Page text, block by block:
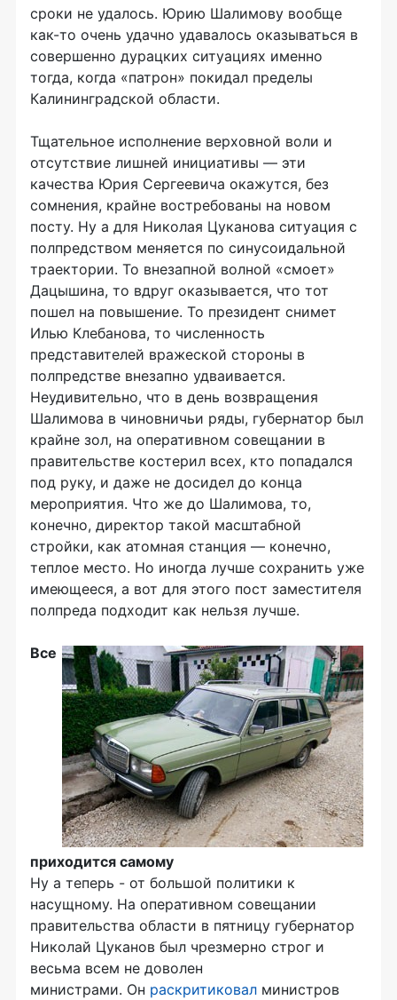
сроки не удалось. Юрию Шалимову вообще
как-то очень удачно удавалось оказываться в
совершенно дурацких ситуациях именно
тогда, когда «патрон» покидал пределы
Калининградской области.
Тщательное исполнение верховной воли и
отсутствие лишней инициативы — эти
качества Юрия Сергеевича окажутся, без
сомнения, крайне востребованы на новом
посту. Ну а для Николая Цуканова ситуация с
полпредством меняется по синусоидальной
траектории. То внезапной волной «смоет»
Дацышина, то вдруг оказывается, что тот
пошел на повышение. То президент снимет
Илью Клебанова, то численность
представителей вражеской стороны в
полпредстве внезапно удваивается.
Неудивительно, что в день возвращения
Шалимова в чиновничьи ряды, губернатор был
крайне зол, на оперативном совещании в
правительстве костерил всех, кто попадался
под руку, и даже не досидел до конца
мероприятия. Что же до Шалимова, то,
конечно, директор такой масштабной
стройки, как атомная станция — конечно,
теплое место. Но иногда лучше сохранить уже
имеющееся, а вот для этого пост заместителя
полпреда подходит как нельзя лучше.
Все
приходится самому
Ну а теперь - от большой политики к
насущному. На оперативном совещании
правительства области в пятницу губернатор
Николай Цуканов был чрезмерно строг и
весьма всем не доволен
министрами. Он раскритиковал министров